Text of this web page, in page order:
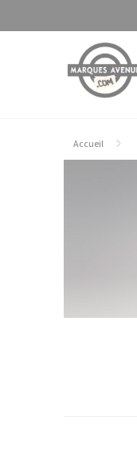
Accueil